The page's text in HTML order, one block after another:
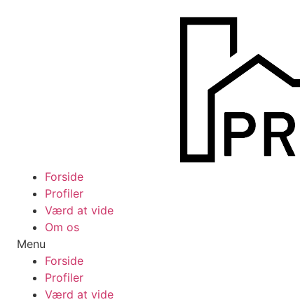
Forside
Profiler
Værd at vide
Om os
Menu
Forside
Profiler
Værd at vide